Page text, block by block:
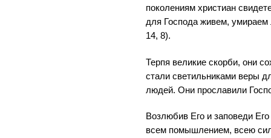
поколениям христиан
для Господа живем,
14, 8).
Терпя великие скорби, они
стали светильниками веры
людей. Они прославили
Возлюбив Его и заповеди
всем помышлением, всею